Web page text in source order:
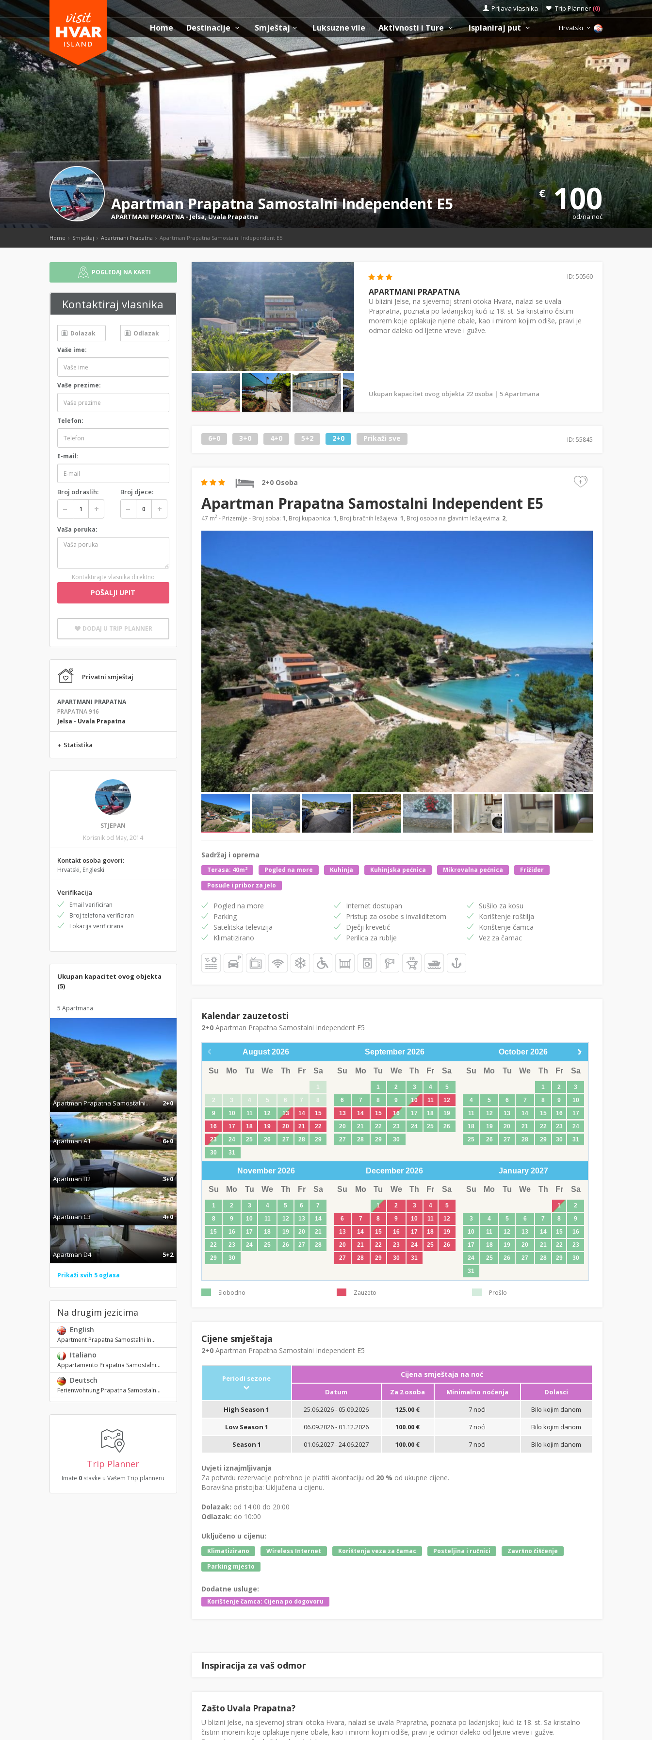
Prijava vlasnika Trip Planner (0)
Home Destinacije Smještaj Luksuzne vile Aktivnosti i Ture Isplaniraj put Hrvatski
Apartman Prapatna Samostalni Independent E5
APARTMANI PRAPATNA-Jelsa,Uvala Prapatna
€100
od/na noć
Home Smještaj Apartmani Prapatna Apartman Prapatna Samostalni Independent E5
POGLEDAJ NA KARTI
Kontaktiraj vlasnika
Vaše ime:
Vaše prezime:
Telefon:
E-mail:
Broj odraslih: Broj djece:
Vaša poruka:
Kontaktirajte vlasnika direktno
POŠALJI UPIT
DODAJ U TRIP PLANNER
Privatni smještaj
APARTMANI PRAPATNA
PRAPATNA 916
Jelsa - Uvala Prapatna
+ Statistika
STJEPAN
Korisnik od May, 2014
Kontakt osoba govori:
Hrvatski, Engleski
Verifikacija
Email verificiran
Broj telefona verificiran
Lokacija verificirana
Ukupan kapacitet ovog objekta
(5)
5 Apartmana
Apartman Prapatna Samostalni... 2+0
Apartman A1 6+0
Apartman B2 3+0
Apartman C3 4+0
Apartman D4 5+2
Prikaži svih 5 oglasa
Na drugim jezicima
English
Apartment Prapatna Samostalni In...
Italiano
Appartamento Prapatna Samostalni...
Deutsch
Ferienwohnung Prapatna Samostaln...
Trip Planner
Imate 0 stavke u Vašem Trip planneru
ID: 50560
APARTMANI PRAPATNA
U blizini Jelse, na sjevernoj strani otoka Hvara, nalazi se uvala
Prapratna, poznata po ladanjskoj kući iz 18. st. Sa kristalno čistim
morem koje oplakuje njene obale, kao i mirom kojim odiše, pravi je
odmor daleko od ljetne vreve i gužve.
Ukupan kapacitet ovog objekta 22 osoba | 5 Apartmana
6+0 3+0 4+0 5+2 2+0 Prikaži sve ID: 55845
2+0 Osoba +
Apartman Prapatna Samostalni Independent E5
47 m2 - Prizemlje - Broj soba: 1, Broj kupaonica: 1, Broj bračnih ležajeva: 1, Broj osoba na glavnim ležajevima: 2,
Sadržaj i oprema
Terasa: 40m2 Pogled na more Kuhinja Kuhinjska pećnica Mikrovalna pećnica
Frižider
Posuđe i pribor za jelo
Pogled na more
Parking
Satelitska televizija
Klimatizirano
Internet dostupan
Pristup za osobe s invaliditetom
Dječji krevetić
Perilica za rublje
Sušilo za kosu
Korištenje roštilja
Korištenje čamca
Vez za čamac
Kalendar zauzetosti
2+0Apartman Prapatna Samostalni Independent E5
August 2026
Su Mo Tu We Th Fr Sa
1
2
3 4 5 6 7
8
9
10 11 12 13 14
15
16
17 18 19 20 21
22
23
24 25 26 27 28
29
30
31
September 2026
Su Mo Tu We Th Fr Sa
1 2 3 4
5
6
7 8 9 10 11
12
13
14 15 16 17 18
19
20
21 22 23 24 25
26
27
28 29 30
October 2026
Su Mo Tu We Th Fr Sa
1 2
3
4
5 6 7 8 9
10
11
12 13 14 15 16
17
18
19 20 21 22 23
24
25
26 27 28 29 30 31
November 2026
Su Mo Tu We Th Fr Sa
1 2 3 4 5 6
7
8
9 10 11 12 13
14
15
16 17 18 19 20
21
22
23 24 25 26 27
28
29
30
December 2026
Su Mo Tu We Th Fr Sa
1 2 3 4
5
6
7 8 9 10 11
12
13
14 15 16 17 18
19
20
21 22 23 24 25
26
27
28 29 30 31
January 2027
Su Mo Tu We Th Fr Sa
1
2
3
4 5 6 7 8
9
10
11 12 13 14 15
16
17
18 19 20 21 22
23
24
25 26 27 28 29
30
31
Slobodno Zauzeto Prošlo
Cijene smještaja
2+0Apartman Prapatna Samostalni Independent E5
Periodi sezone Cijena smještaja na noć
Datum Za 2 osoba Minimalno noćenja
Dolasci
High Season 1
25.06.2026 - 05.09.2026 125.00 € 7 noći
Bilo kojim danom
Low Season 1
06.09.2026 - 01.12.2026 100.00 € 7 noći
Bilo kojim danom
Season 1
01.06.2027 - 24.06.2027 100.00 € 7 noći Bilo kojim danom
Uvjeti iznajmljivanja
Za potvrdu rezervacije potrebno je platiti akontaciju od 20 % od ukupne cijene.
Boravišna pristojba: Uključena u cijenu.
Dolazak: od 14:00 do 20:00
Odlazak: do 10:00
Uključeno u cijenu:
Klimatizirano Wireless Internet Korištenja veza za čamac Posteljina i ručnici
Završno čišćenje
Parking mjesto
Dodatne usluge:
Korištenje čamca: Cijena po dogovoru
Inspiracija za vaš odmor
Zašto Uvala Prapatna?
U blizini Jelse, na sjevernoj strani otoka Hvara, nalazi se uvala Prapratna, poznata po ladanjskoj kući iz 18. st. Sa kristalno
čistim morem koje oplakuje njene obale, kao i mirom kojim odiše, pravi je odmor daleko od ljetne vreve i gužve.